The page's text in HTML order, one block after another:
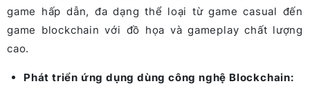
game hấp dẫn, đa dạng thể loại từ game casual đến
game blockchain với đồ họa và gameplay chất lượng
cao.
Phát triển ứng dụng dùng công nghệ Blockchain: